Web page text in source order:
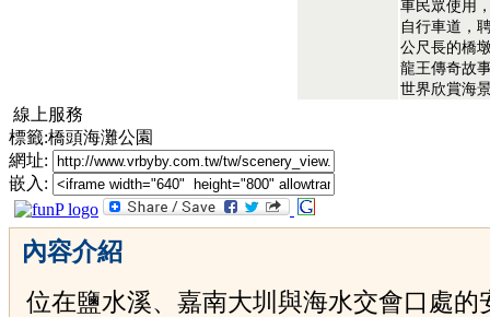
車民眾使用
自行車道，
公尺長的橋
龍王傳奇故
世界欣賞海
線上服務
標籤:橋頭海灘公園
網址:
嵌入:
內容介紹
位在鹽水溪、嘉南大圳與海水交會口處的